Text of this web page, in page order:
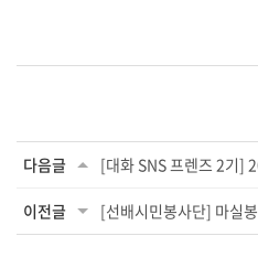
다음글 [대화 SNS 프렌즈 2기]
이전글 [선배시민봉사단] 마실